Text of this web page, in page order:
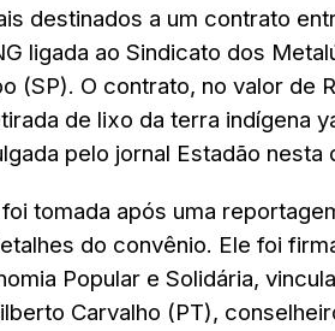
destinados a um contrato
ligada ao Sindicato dos
(SP). O contrato, no valor de
de lixo da terra indígena
pelo jornal Estadão nesta
tomada após uma
do convênio. Ele foi
Popular e Solidária,
Carvalho (PT),